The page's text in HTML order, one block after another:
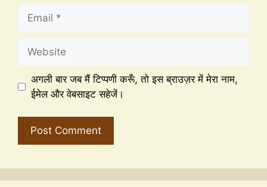
अगली बार जब मैं टिप्पणी करूँ, तो इस ब्राउज़र में मेरा नाम,
ईमेल और वेबसाइट सहेजें।